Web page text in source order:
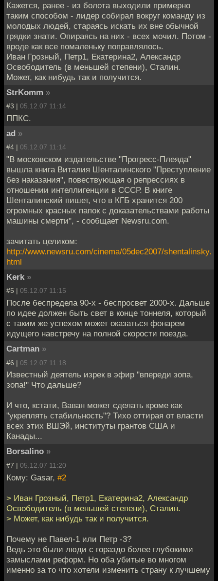
Кажется, ранее - из болота выходили примерно
таким способом - лидер собирал вокруг команду из
молодых людей, стараясь искать их вне обычной
грядки знати. Опираясь на них - всех мочил. Потом -
вроде как все помаленьку поправлялось.
Иван Грозный, Петр1, Екатерина2, Александр
Освободитель (в меньшей степени), Сталин.
Может, как нибудь так и получится.
StrKomm »
#3 | 05.12.07 11:14
ППКС.
ad »
#4 | 05.12.07 11:14
"В московском издательстве "Прогресс-Плеяда"
вышла книга Виталия Шенталинского "Преступление
без наказания", повествующая о репрессиях в
отношении интеллигенции в СССР. В книге
Шенталинский пишет, что в КГБ хранится 200
огромных красных папок с доказательствами работы
машины смерти", - сообщает Newsru.com.
зачитать целиком:
http://www.newsru.com/cinema/05dec2007/shentalinsky.
html
Kerk »
#5 | 05.12.07 11:15
После беспредела 90-х - беспросвет 2000-х. Дальше
по идее должен быть свет в конце тоннеля, который
с таким же успехом может оказаться фонарем
идущего навстречу на полной скорости поезда.
Cartman »
#6 | 05.12.07 11:18
Известный деятель изрек в эфир "впереди зопа,
зопа!" Что дальше?
И что, кстати, Ваван может сделать кроме как
"укреплять стабильность"? Тихо оттирая от власти
всех этих ВШЭй, институты грантов США и
Канады...
Borsalino »
#7 | 05.12.07 11:20
Кому: Gasar, #2
> Иван Грозный, Петр1, Екатерина2, Александр
Освободитель (в меньшей степени), Сталин.
> Может, как нибудь так и получится.
Почему не Павел-1 или Петр -3?
Ведь это были люди с гораздо более глубокими
замыслами реформ. Но оба убитые во многом
именно за то что хотели изменить страну к лучшему